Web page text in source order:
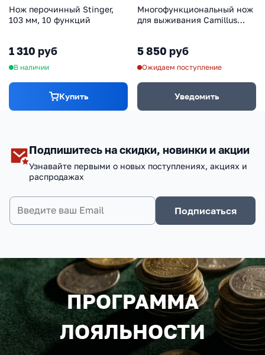
Нож перочинный Stinger,
103 мм, 10 функций
1 310 руб
В наличии
Купить
Многофункциональный нож
для выживания Camillus
5 850 руб
Ожидаем поступление
Уведомить
Подпишитесь на скидки, новинки и акции
Узнавайте первыми о новых поступлениях, акциях и
распродажах
Подписаться
ПРОГРАММА
ЛОЯЛЬНОСТИ